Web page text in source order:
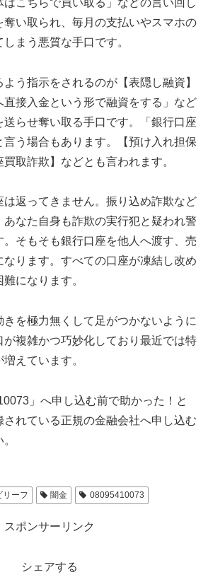
奪い取られ、毎月の支払いやスマホの
まう悪質な手口です。
う指示をされるのが【表隠し融資】
直接入金という形で融資をする」など
らせ奪い取る手口です。「銀行口座
う場合もあります。【預け入れ担保
取詐欺】などとも言われます。
は返ってきません。振り込め詐欺など
なた自身も詐欺の実行犯と疑われ警
そもそも銀行口座を他人へ渡す、売
なります。すべての口座が凍結し改め
になります。
きを極力無くして足がつかないように
が複雑かつ巧妙化しており最近では特
えています。
」へ申し込む前で助かった！と
されている正規の金融会社へ申し込む
リーフ 闇金 08095410073
スポンサーリンク
シェアする